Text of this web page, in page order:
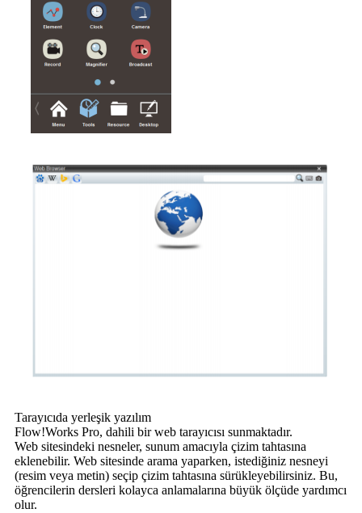
Tarayıcıda yerleşik yazılım
Flow!Works Pro, dahili bir web tarayıcısı sunmaktadır.
Web sitesindeki nesneler, sunum amacıyla çizim tahtasına
eklenebilir. Web sitesinde arama yaparken, istediğiniz nesneyi
(resim veya metin) seçip çizim tahtasına sürükleyebilirsiniz. Bu,
öğrencilerin dersleri kolayca anlamalarına büyük ölçüde yardımcı
olur.